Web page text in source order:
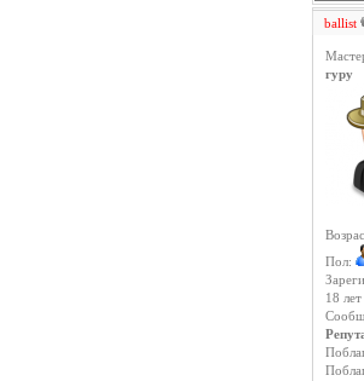
ballist
гуру
Пол:
18